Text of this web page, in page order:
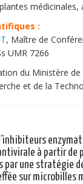
médicinales,
:
, Maître de
UMR 7266
du Ministère de
et de la
à partir de
par une stratégie
sur microbilles